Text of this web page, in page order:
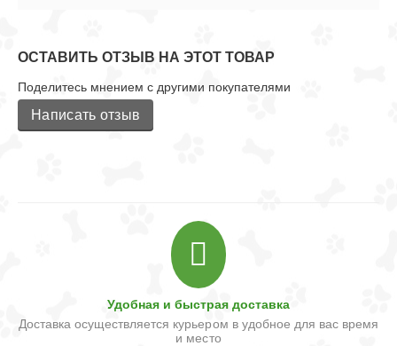
ОСТАВИТЬ ОТЗЫВ НА ЭТОТ ТОВАР
Поделитесь мнением с другими покупателями
Написать отзыв
Удобная и быстрая доставка
Доставка осуществляется курьером в удобное для вас время
и место